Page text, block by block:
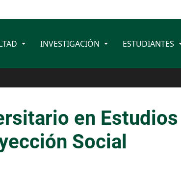
INVESTIGACIÓN ESTUDIANTES
en
Social